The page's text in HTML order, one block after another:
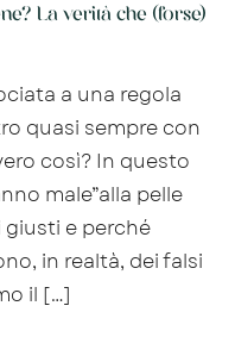
La verità che (forse)
a una regola
quasi sempre con
così? In questo
male”alla pelle
giusti e perché
in realtà, dei falsi
il […]